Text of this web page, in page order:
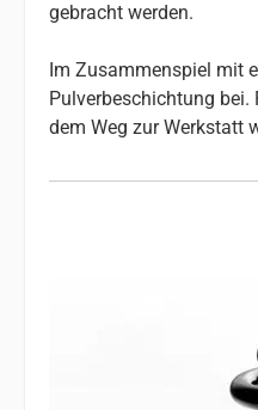
gebracht werden.
Im Zusammenspiel mit
Pulverbeschichtung
dem Weg zur Werkstatt